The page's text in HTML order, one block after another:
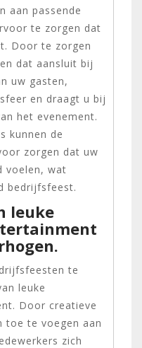
aan passende
te zorgen dat
Door te zorgen
dat aansluit bij
uw gasten,
en draagt u bij
het evenement.
kunnen de
zorgen dat uw
voelen, wat
bedrijfsfeest.
leuke
te
leuke
Door creatieve
toe te voegen aan
zich